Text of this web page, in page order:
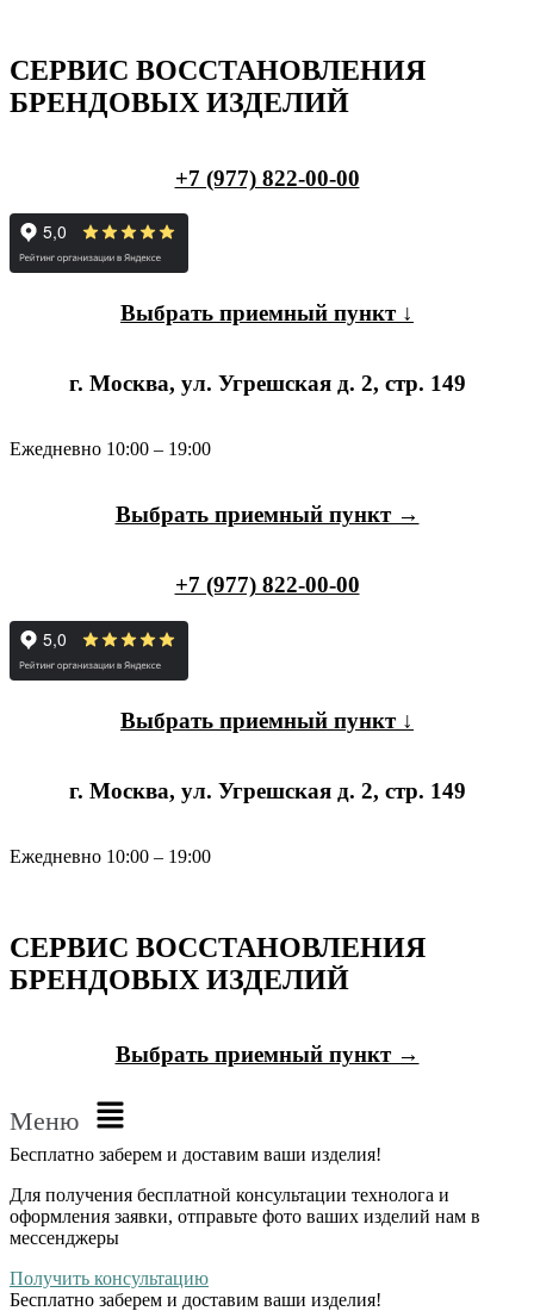
СЕРВИС ВОССТАНОВЛЕНИЯ
БРЕНДОВЫХ ИЗДЕЛИЙ
+7 (977) 822-00-00
Выбрать приемный пункт ↓
г. Москва, ул. Угрешская д. 2, стр. 149
Ежедневно 10:00 – 19:00
Выбрать приемный пункт →
+7 (977) 822-00-00
Выбрать приемный пункт ↓
г. Москва, ул. Угрешская д. 2, стр. 149
Ежедневно 10:00 – 19:00
СЕРВИС ВОССТАНОВЛЕНИЯ
БРЕНДОВЫХ ИЗДЕЛИЙ
Выбрать приемный пункт →
Меню
Бесплатно заберем и доставим ваши изделия!
Для получения бесплатной консультации технолога и
оформления заявки, отправьте фото ваших изделий нам в
мессенджеры
Получить консультацию
Бесплатно заберем и доставим ваши изделия!